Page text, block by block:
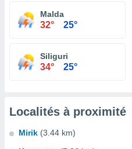
Malda
32° 25°
Siliguri
34° 25°
Localités à proximité
Mirik (3.44 km)